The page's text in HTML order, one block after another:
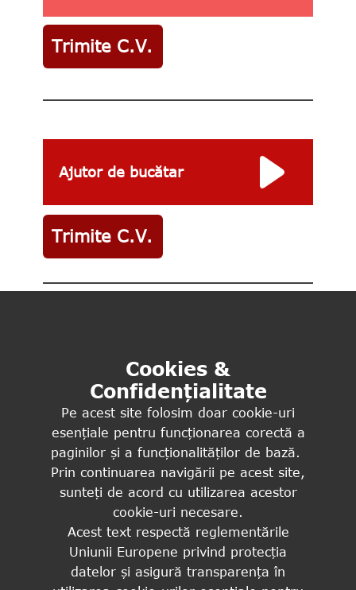
Trimite C.V.
Ajutor de bucătar
Trimite C.V.
Trimite C.V.
Asociația Elijah
Inițiativă Socială Ruth Zenkert
Str. General Magheru, nr. 43,
Cookies &
Confidențialitate
Pe acest site folosim doar cookie-uri
esențiale pentru funcționarea corectă a
paginilor și a funcționalităților de bază.
Prin continuarea navigării pe acest site,
sunteți de acord cu utilizarea acestor
cookie-uri necesare.
Acest text respectă reglementările
Uniunii Europene privind protecția
datelor și asigură transparența în